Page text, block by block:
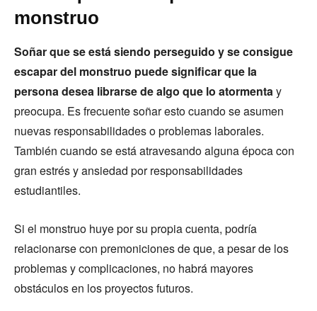
monstruo
Soñar que se está siendo perseguido y se consigue
escapar del monstruo puede significar que la
persona desea librarse de algo que lo atormentay
preocupa. Es frecuente soñar esto cuando se asumen
nuevas responsabilidades o problemas laborales.
También cuando se está atravesando alguna época con
gran estrés y ansiedad por responsabilidades
estudiantiles.
Si el monstruo huye por su propia cuenta, podría
relacionarse con premoniciones de que, a pesar de los
problemas y complicaciones, no habrá mayores
obstáculos en los proyectos futuros.